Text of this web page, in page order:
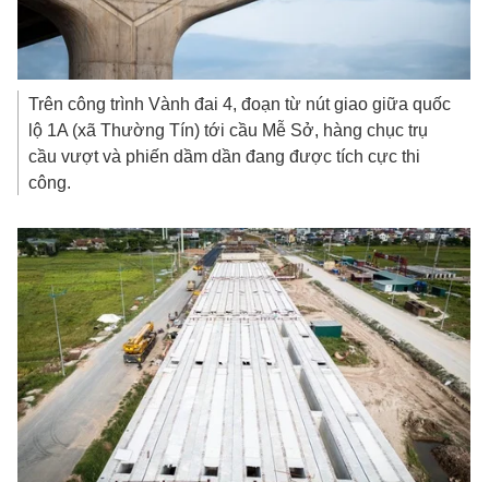
Trên công trình Vành đai 4, đoạn từ nút giao giữa quốc
lộ 1A (xã Thường Tín) tới cầu Mễ Sở, hàng chục trụ
cầu vượt và phiến dầm dần đang được tích cực thi
công.